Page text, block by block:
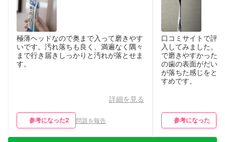
極薄ヘッドなので奥まで入って磨きやす
いです。汚れ落ちも良く、満遍なく隅々
まで行き届きしっかりと汚れが落とせま
す。
詳細を見る
参考になった2 問題を報告
口コミサイトで評
入してみました。
で磨きやすかった
の歯の表面がだい
が落ちた感じをと
すめです。
参考になった